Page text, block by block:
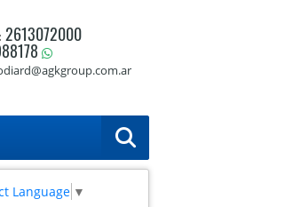
2613072000
Language ▼